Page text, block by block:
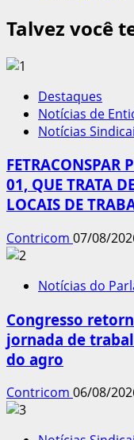
Talvez você
Destaques
Notícias de
Notícias
FETRACONSPAR
01, QUE TRATA
LOCAIS DE
Contricom 07/08/
Notícias do
Congresso
jornada de
do agro
Contricom 06/08/